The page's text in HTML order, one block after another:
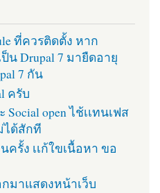
ที่ควรติดตั้ง หาก
น Drupal 7 มายืดอายุ
7 กัน
ครับ
open ไช้เเทนเฟส
ได้สักที
รั้ง เเก้ใขเนื้อหา ขอ
มาแสดงหน้าเว็บ